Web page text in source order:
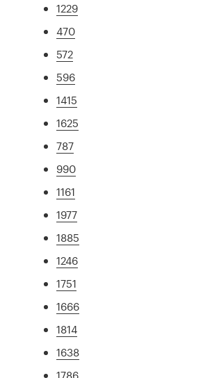
1229
470
572
596
1415
1625
787
990
1161
1977
1885
1246
1751
1666
1814
1638
1786